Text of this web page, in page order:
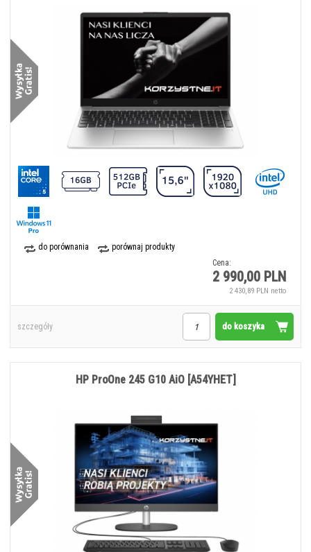
do porównania
porównaj produkty
Cena:
2 990,00 PLN
2 430,89 PLN netto
do koszyka
szczegóły
HP ProOne 245 G10 AiO [A54YHET]